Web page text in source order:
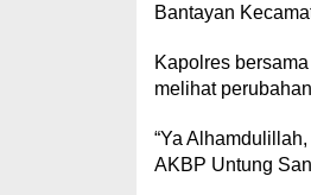
Bantayan
Kapolres
melihat
“Ya
AKBP Untung